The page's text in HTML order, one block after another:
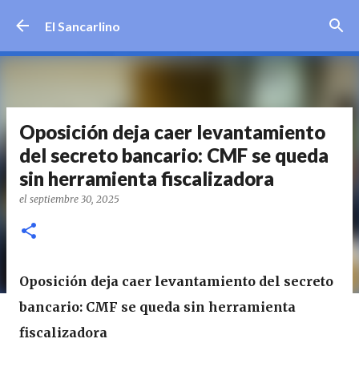
El Sancarlino
Oposición deja caer levantamiento
del secreto bancario: CMF se queda
sin herramienta fiscalizadora
el septiembre 30, 2025
Oposición deja caer levantamiento del secreto
bancario: CMF se queda sin herramienta
fiscalizadora